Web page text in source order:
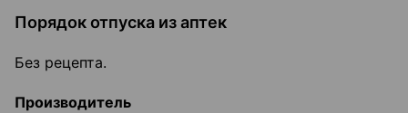
Порядок отпуска из аптек
Без рецепта.
Производитель